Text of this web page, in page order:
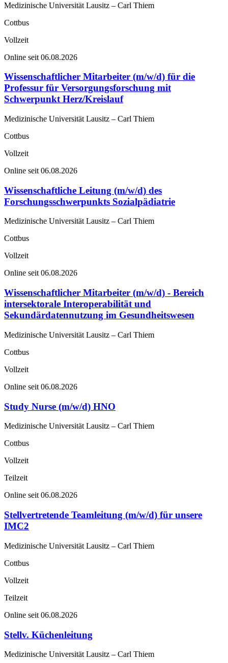
Medizinische Universität Lausitz – Carl Thiem
Cottbus
Vollzeit
Online seit 06.08.2026
Wissenschaftlicher Mitarbeiter (m/w/d) für die
Professur für Versorgungsforschung mit
Schwerpunkt Herz/Kreislauf
Medizinische Universität Lausitz – Carl Thiem
Cottbus
Vollzeit
Online seit 06.08.2026
Wissenschaftliche Leitung (m/w/d) des
Forschungsschwerpunkts Sozialpädiatrie
Medizinische Universität Lausitz – Carl Thiem
Cottbus
Vollzeit
Online seit 06.08.2026
Wissenschaftlicher Mitarbeiter (m/w/d) - Bereich
intersektorale Interoperabilität und
Sekundärdatennutzung im Gesundheitswesen
Medizinische Universität Lausitz – Carl Thiem
Cottbus
Vollzeit
Online seit 06.08.2026
Study Nurse (m/w/d) HNO
Medizinische Universität Lausitz – Carl Thiem
Cottbus
Vollzeit
Teilzeit
Online seit 06.08.2026
Stellvertretende Teamleitung (m/w/d) für unsere
IMC2
Medizinische Universität Lausitz – Carl Thiem
Cottbus
Vollzeit
Teilzeit
Online seit 06.08.2026
Stellv. Küchenleitung
Medizinische Universität Lausitz – Carl Thiem